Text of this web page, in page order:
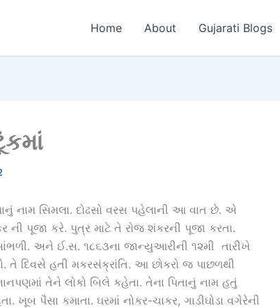
Home About Gujarati Blogs
નામ સિમલા. દોઢસો વરસ પહેલાની આ વાત છે. એ
ની પૂજા કરે. પુત્ર માટે તે રોજ શંકરની પૂજા કરતા.
અને ઈ.સ. ૧૮૬૩ના જાન્યુઆરીની ૧૨મી તારીખે
તે દિવસે હતી મકરસંક્રાંતિ. આ છોકરો જ પાછળથી
તેને લોકો બિલે કહેતા. તેના પિતાનું નામ હતું
ખૂબ પૈસા કમાતા. ઘરમાં નોકર-ચાકર, ગાડીઘોડા વગેરેની